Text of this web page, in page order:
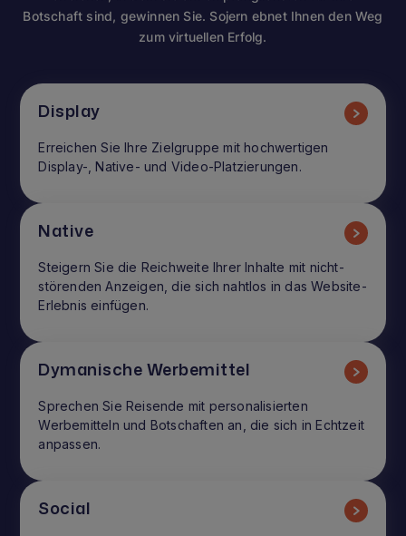
Botschaft sind, gewinnen Sie. Sojern ebnet Ihnen den Weg
zum virtuellen Erfolg.
Display
Erreichen Sie Ihre Zielgruppe mit hochwertigen
Display-, Native- und Video-Platzierungen.
Native
Steigern Sie die Reichweite Ihrer Inhalte mit nicht-
störenden Anzeigen, die sich nahtlos in das Website-
Erlebnis einfügen.
Dymanische Werbemittel
Sprechen Sie Reisende mit personalisierten
Werbemitteln und Botschaften an, die sich in Echtzeit
anpassen.
Social